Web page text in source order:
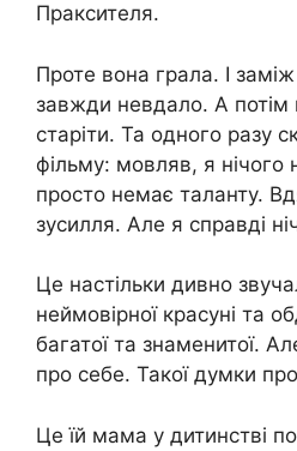
Праксителя.
Проте вона грала. І
завжди невдало. А потім
старіти. Та одного разу
фільму: мовляв, я
просто немає таланту.
зусилля. Але я справді
Це настільки дивно
неймовірної красуні та
багатої та знаменитої.
про себе. Такої думки
Це їй мама у дитинстві